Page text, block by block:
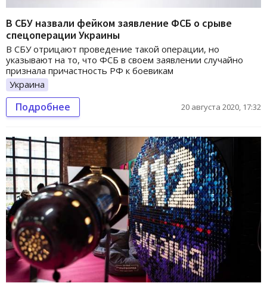
В СБУ назвали фейком заявление ФСБ о срыве
спецоперации Украины
В СБУ отрицают проведение такой операции, но
указывают на то, что ФСБ в своем заявлении случайно
признала причастность РФ к боевикам
Украина
Подробнее 20 августа 2020, 17:32